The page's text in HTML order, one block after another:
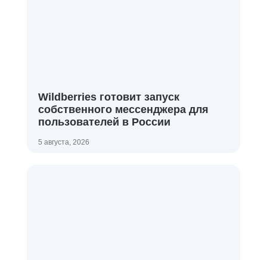
Wildberries готовит запуск
собственного мессенджера для
пользователей в России
5 августа, 2026